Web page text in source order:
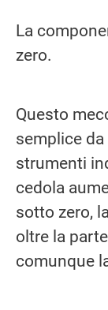
La
zero.
Questo
semplice
strumenti
cedola
sotto zero,
oltre la
comunque